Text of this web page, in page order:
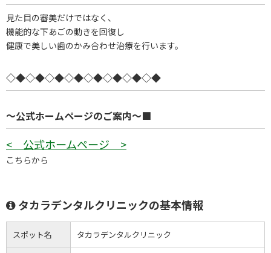
見た目の審美だけではなく、
機能的な下あごの動きを回復し
健康で美しい歯のかみ合わせ治療を行います。
◇◆◇◆◇◆◇◆◇◆◇◆◇◆◇◆
～公式ホームページのご案内～■
< 公式ホームページ >
こちらから
タカラデンタルクリニックの基本情報
スポット名 タカラデンタルクリニック